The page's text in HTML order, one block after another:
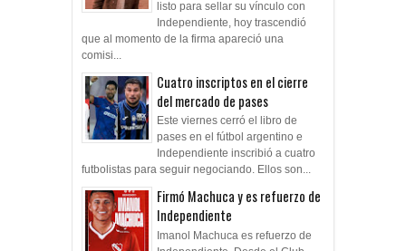
listo para sellar su vínculo con
Independiente, hoy trascendió
que al momento de la firma apareció una
Cuatro inscriptos en el cierre
del mercado de pases
Este viernes cerró el libro de
pases en el fútbol argentino e
Independiente inscribió a cuatro
futbolistas para seguir negociando. Ellos son...
Firmó Machuca y es refuerzo de
Independiente
Imanol Machuca es refuerzo de